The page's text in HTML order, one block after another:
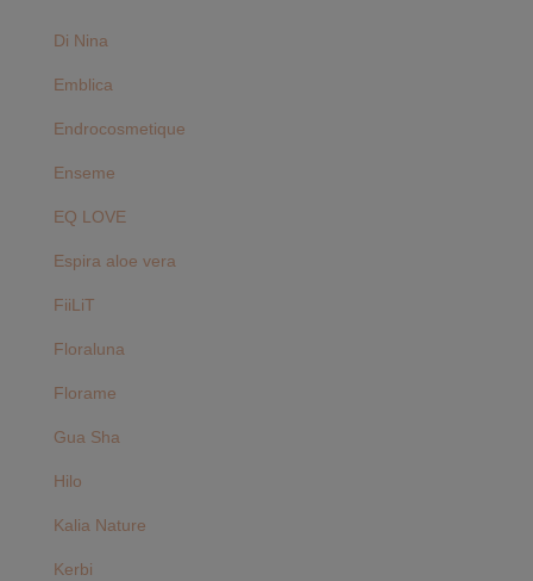
Di Nina
Emblica
Endrocosmetique
Enseme
EQ LOVE
Espira aloe vera
FiiLiT
Floraluna
Florame
Gua Sha
Hilo
Kalia Nature
Kerbi